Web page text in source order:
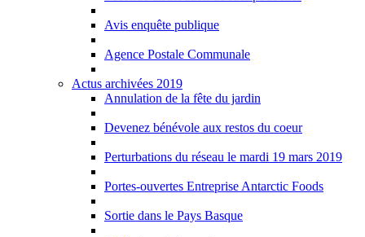
Avis enquête publique
Agence Postale Communale
Actus archivées 2019
Annulation de la fête du jardin
Devenez bénévole aux restos du coeur
Perturbations du réseau le mardi 19 mars 2019
Portes-ouvertes Entreprise Antarctic Foods
Sortie dans le Pays Basque